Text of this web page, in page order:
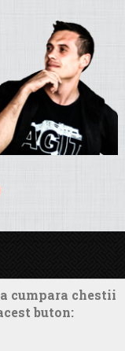
cumpara chestii
buton: